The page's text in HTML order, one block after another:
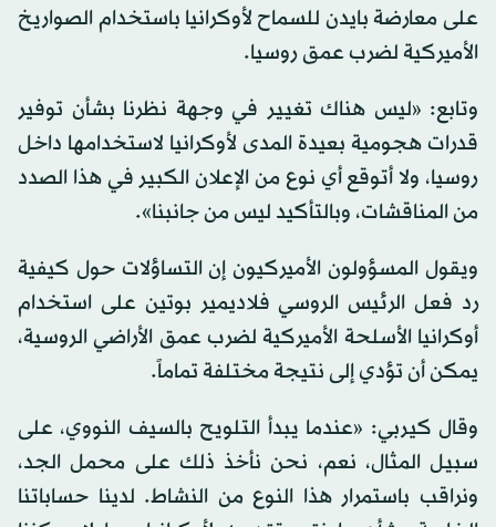
على معارضة بايدن للسماح لأوكرانيا باستخدام الصواريخ
الأميركية لضرب عمق روسيا.
وتابع: «ليس هناك تغيير في وجهة نظرنا بشأن توفير
قدرات هجومية بعيدة المدى لأوكرانيا لاستخدامها داخل
روسيا، ولا أتوقع أي نوع من الإعلان الكبير في هذا الصدد
من المناقشات، وبالتأكيد ليس من جانبنا».
ويقول المسؤولون الأميركيون إن التساؤلات حول كيفية
رد فعل الرئيس الروسي فلاديمير بوتين على استخدام
أوكرانيا الأسلحة الأميركية لضرب عمق الأراضي الروسية،
يمكن أن تؤدي إلى نتيجة مختلفة تماماً.
وقال كيربي: «عندما يبدأ التلويح بالسيف النووي، على
سبيل المثال، نعم، نحن نأخذ ذلك على محمل الجد،
ونراقب باستمرار هذا النوع من النشاط. لدينا حساباتنا